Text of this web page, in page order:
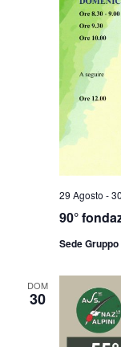
90°
29 Agosto -
Sede
DOM
30